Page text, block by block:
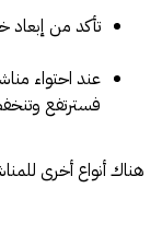
تأكد من إبعاد
عند احتواء
فسترتفع
هناك أنواع أخرى